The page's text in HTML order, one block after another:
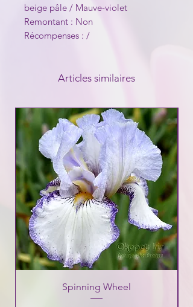
beige pâle / Mauve-violet
Remontant : Non
Récompenses : /
Articles similaires
Spinning Wheel